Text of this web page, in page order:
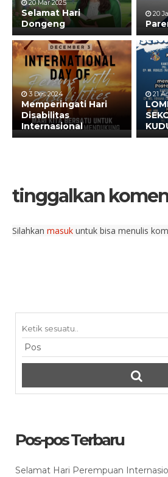
20 Mar 2025
Selamat Hari
Dongeng
20
3 Des 2024
Memperingati Hari
Disabilitas
Internasional
21
tinggalkan
Silahkan masuk untuk bisa menulis
Pos-pos Terbaru
Selamat Hari Perempuan